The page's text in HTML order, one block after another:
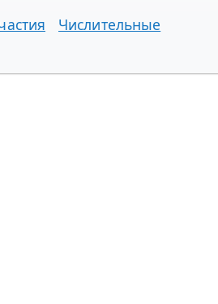
Числительные